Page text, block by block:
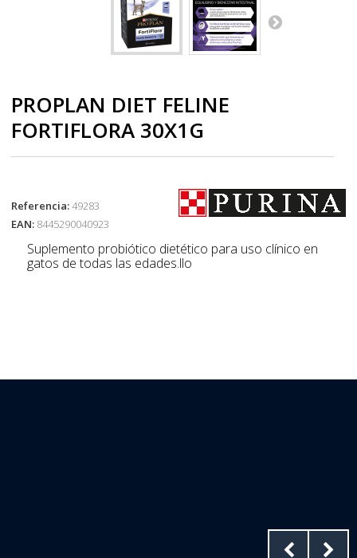
PROPLAN DIET FELINE
FORTIFLORA 30X1G
Referencia:49283
EAN: 8445290040923
Suplemento probiótico dietético para uso clínico en
gatos de todas las edades.llo